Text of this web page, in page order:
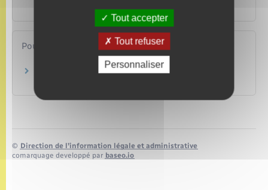
Transports – Mobilité
Pour en savoir plus
Points numériques
© Direction de l’information légale et administrative
comarquage developpé par baseo.io
Tout accepter
Tout refuser
Personnaliser